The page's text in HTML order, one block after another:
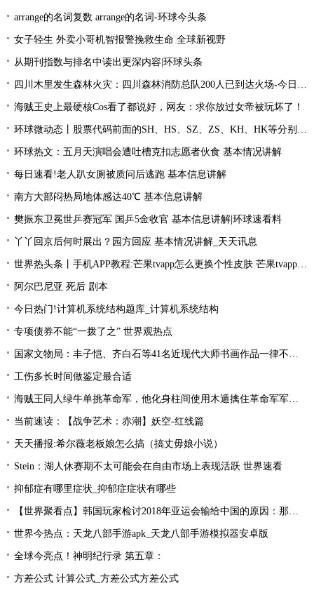
arrange的名词复数 arrange的名词-环球今头条
女子轻生 外卖小哥机智报警挽救生命 全球新视野
从期刊指数与排名中读出更深内容|环球头条
四川木里发生森林火灾：四川森林消防总队200人已到达火场-今日关注
海贼王史上最硬核Cos看了都说好，网友：求你放过女帝被玩坏了！
环球微动态丨股票代码前面的SH、HS、SZ、ZS、KH、HK等分别是什么意思？
环球热文：五月天演唱会遭吐槽克扣志愿者伙食 基本情况讲解
每日速看!老人趴女厕被质问后逃跑 基本信息讲解
南方大部闷热局地体感达40℃ 基本信息讲解
樊振东卫冕世乒赛冠军 国乒5金收官 基本信息讲解|环球速看料
丫丫回京后何时展出？园方回应 基本情况讲解_天天讯息
世界热头条丨手机APP教程:芒果tvapp怎么更换个性皮肤 芒果tvapp更换个性皮肤的方法
阿尔巴尼亚 死后 剧本
今日热门!计算机系统结构题库_计算机系统结构
专项债券不能“一拨了之” 世界观热点
国家文物局：丰子恺、齐白石等41名近现代大师书画作品一律不准出境
工伤多长时间做鉴定最合适
海贼王同人绿牛单挑革命军，他化身柱间使用木遁擒住革命军军长！
当前速读：【战争艺术：赤潮】妖空-红线篇
天天播报:希尔薇老板娘怎么搞（搞丈毋娘小说）
Stein：湖人休赛期不太可能会在自由市场上表现活跃 世界速看
抑郁症有哪里症状_抑郁症症状有哪些
【世界聚看点】韩国玩家检讨2018年亚运会输给中国的原因：那一年是Uzi的时代！
世界今热点：天龙八部手游apk_天龙八部手游模拟器安卓版
全球今亮点！神明纪行录 第五章：
方差公式 计算公式_方差公式方差公式